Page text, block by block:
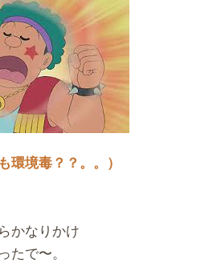
環境毒？？。。）
かなりかけ
たで〜。